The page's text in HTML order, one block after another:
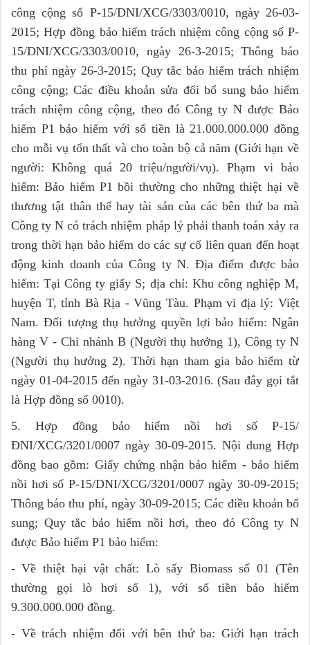
công cộng số P-15/DNI/XCG/3303/0010, ngày 26-03-
2015; Hợp đồng bảo hiểm trách nhiệm công cộng số P-
15/DNI/XCG/3303/0010, ngày 26-3-2015; Thông báo
thu phí ngày 26-3-2015; Quy tắc bảo hiểm trách nhiệm
công cộng; Các điều khoản sửa đổi bổ sung bảo hiểm
trách nhiệm công cộng, theo đó Công ty N được Bảo
hiểm P1 bảo hiểm với số tiền là 21.000.000.000 đồng
cho mỗi vụ tổn thất và cho toàn bộ cả năm (Giới hạn về
người: Không quá 20 triệu/người/vụ). Phạm vi bảo
hiểm: Bảo hiểm P1 bồi thường cho những thiệt hại về
thương tật thân thể hay tài sản của các bên thứ ba mà
Công ty N có trách nhiệm pháp lý phải thanh toán xảy ra
trong thời hạn bảo hiểm do các sự cố liên quan đến hoạt
động kinh doanh của Công ty N. Địa điểm được bảo
hiểm: Tại Công ty giấy S; địa chỉ: Khu công nghiệp M,
huyện T, tỉnh Bà Rịa - Vũng Tàu. Phạm vi địa lý: Việt
Nam. Đối tượng thụ hưởng quyền lợi bảo hiểm: Ngân
hàng V - Chi nhánh B (Người thụ hưởng 1), Công ty N
(Người thụ hưởng 2). Thời hạn tham gia bảo hiểm từ
ngày 01-04-2015 đến ngày 31-03-2016. (Sau đây gọi tắt
là Hợp đồng số 0010).
5. Hợp đồng bảo hiểm nồi hơi số P-15/
ĐNI/XCG/3201/0007 ngày 30-09-2015. Nội dung Hợp
đồng bao gồm: Giấy chứng nhận bảo hiểm - bảo hiểm
nồi hơi số P-15/DNI/XCG/3201/0007 ngày 30-09-2015;
Thông báo thu phí, ngày 30-09-2015; Các điều khoản bổ
sung; Quy tắc bảo hiểm nồi hơi, theo đó Công ty N
được Bảo hiểm P1 bảo hiểm:
- Về thiệt hại vật chất: Lò sấy Biomass số 01 (Tên
thường gọi lò hơi số 1), với số tiền bảo hiểm
9.300.000.000 đồng.
- Về trách nhiệm đối với bên thứ ba: Giới hạn trách